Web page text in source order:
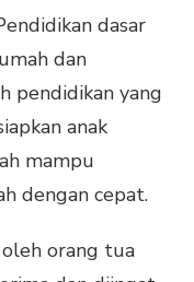
dasar
dan
pendidikan yang
anak
mampu
dengan cepat.
orang tua